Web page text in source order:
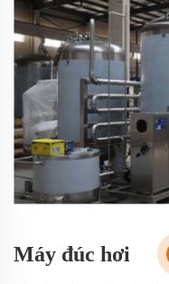
Máy đúc hơi